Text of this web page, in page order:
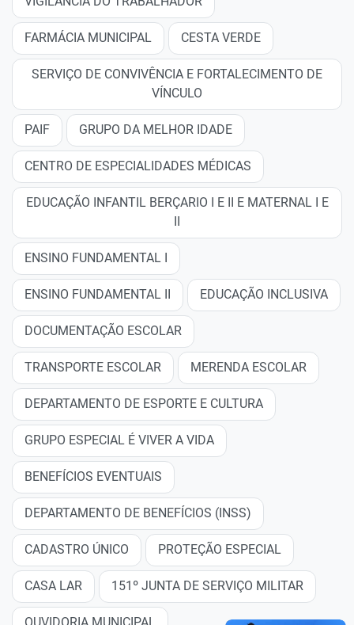
FARMÁCIA MUNICIPAL CESTA VERDE
SERVIÇO DE CONVIVÊNCIA E FORTALECIMENTO DE
VÍNCULO
PAIF GRUPO DA MELHOR IDADE
CENTRO DE ESPECIALIDADES MÉDICAS
EDUCAÇÃO INFANTIL BERÇARIO I E II E MATERNAL I E
ENSINO FUNDAMENTAL I
ENSINO FUNDAMENTAL II EDUCAÇÃO INCLUSIVA
DOCUMENTAÇÃO ESCOLAR
TRANSPORTE ESCOLAR MERENDA ESCOLAR
DEPARTAMENTO DE ESPORTE E CULTURA
GRUPO ESPECIAL É VIVER A VIDA
BENEFÍCIOS EVENTUAIS
DEPARTAMENTO DE BENEFÍCIOS (INSS)
CADASTRO ÚNICO PROTEÇÃO ESPECIAL
CASA LAR 151º JUNTA DE SERVIÇO MILITAR